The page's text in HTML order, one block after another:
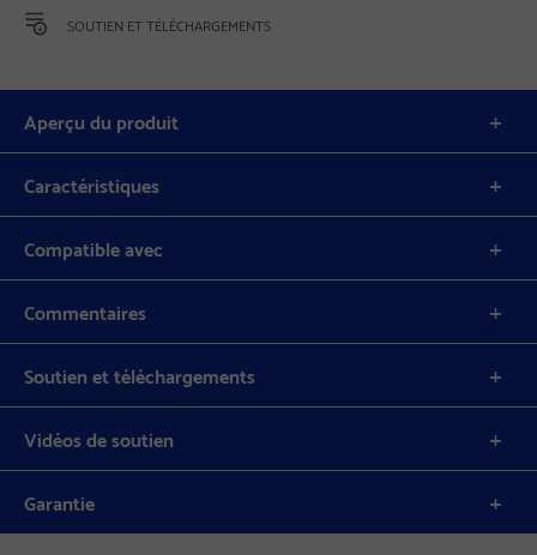
SOUTIEN ET TÉLÉCHARGEMENTS
Aperçu du produit
Caractéristiques
Compatible avec
Commentaires
Soutien et téléchargements
Vidéos de soutien
Garantie